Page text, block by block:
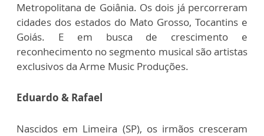
Metropolitana de Goiânia. Os dois já percorreram
cidades dos estados do Mato Grosso, Tocantins e
Goiás. E em busca de crescimento e
reconhecimento no segmento musical são artistas
exclusivos da Arme Music Produções.
Eduardo & Rafael
Nascidos em Limeira (SP), os irmãos cresceram